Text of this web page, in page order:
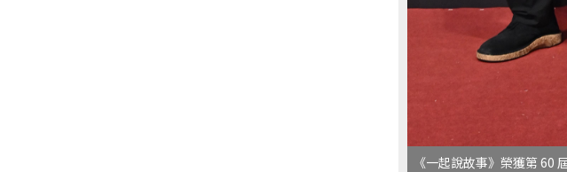
《一起說故事》榮獲第 60